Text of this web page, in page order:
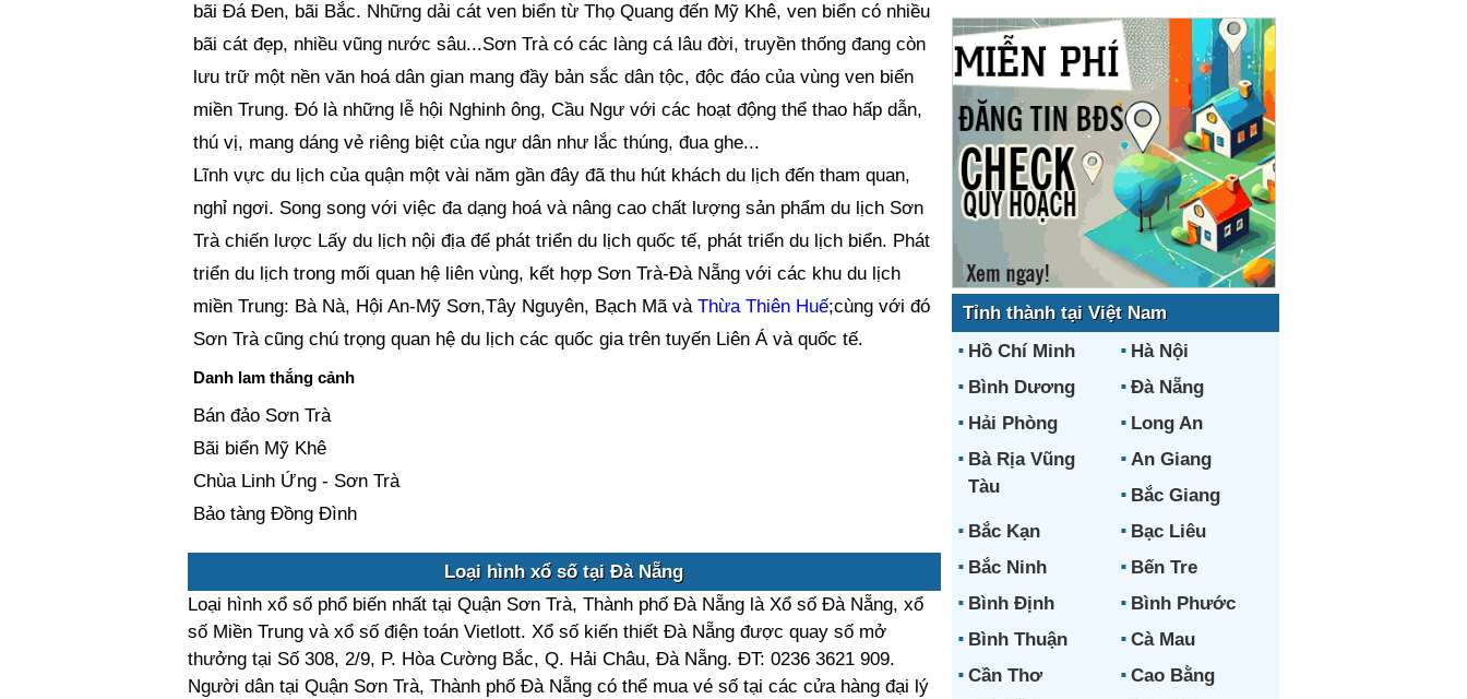
bãi Đá Đen, bãi Bắc. Những dải cát ven biển từ Thọ Quang đến Mỹ Khê, ven biển có nhiều
bãi cát đẹp, nhiều vũng nước sâu...Sơn Trà có các làng cá lâu đời, truyền thống đang còn
lưu trữ một nền văn hoá dân gian mang đầy bản sắc dân tộc, độc đáo của vùng ven biển
miền Trung. Đó là những lễ hội Nghinh ông, Cầu Ngư với các hoạt động thể thao hấp dẫn,
thú vị, mang dáng vẻ riêng biệt của ngư dân như lắc thúng, đua ghe...
Lĩnh vực du lịch của quận một vài năm gần đây đã thu hút khách du lịch đến tham quan,
nghỉ ngơi. Song song với việc đa dạng hoá và nâng cao chất lượng sản phẩm du lịch Sơn
Trà chiến lược Lấy du lịch nội địa để phát triển du lịch quốc tế, phát triển du lịch biển. Phát
triển du lịch trong mối quan hệ liên vùng, kết hợp Sơn Trà-Đà Nẵng với các khu du lịch
miền Trung: Bà Nà, Hội An-Mỹ Sơn,Tây Nguyên, Bạch Mã và Thừa Thiên Huế;cùng với đó
Sơn Trà cũng chú trọng quan hệ du lịch các quốc gia trên tuyến Liên Á và quốc tế.
Danh lam thắng cảnh
Bán đảo Sơn Trà
Bãi biển Mỹ Khê
Chùa Linh Ứng - Sơn Trà
Bảo tàng Đồng Đình
Loại hình xổ số tại Đà Nẵng
Loại hình xổ số phổ biến nhất tại Quận Sơn Trà, Thành phố Đà Nẵng là Xổ số Đà Nẵng, xổ
số Miền Trung và xổ số điện toán Vietlott. Xổ số kiến thiết Đà Nẵng được quay số mở
thưởng tại Số 308, 2/9, P. Hòa Cường Bắc, Q. Hải Châu, Đà Nẵng. ĐT: 0236 3621 909.
Người dân tại Quận Sơn Trà, Thành phố Đà Nẵng có thể mua vé số tại các cửa hàng đại lý
Tỉnh thành tại Việt Nam
Hồ Chí Minh
Hà Nội
Bình Dương
Đà Nẵng
Hải Phòng
Long An
Bà Rịa Vũng
Tàu
An Giang
Bắc Giang
Bắc Kạn
Bạc Liêu
Bắc Ninh
Bến Tre
Bình Định
Bình Phước
Bình Thuận
Cà Mau
Cần Thơ
Cao Bằng